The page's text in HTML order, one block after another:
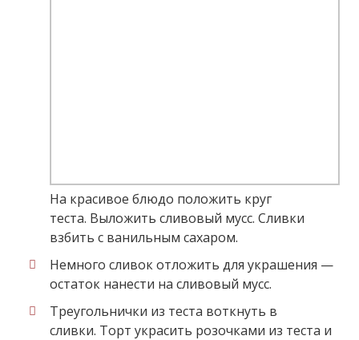
На красивое блюдо положить круг
теста. Выложить сливовый мусс. Сливки
взбить с ванильным сахаром.
Немного сливок отложить для украшения —
остаток нанести на сливовый мусс.
Треугольнички из теста воткнуть в
сливки. Торт украсить розочками из теста и